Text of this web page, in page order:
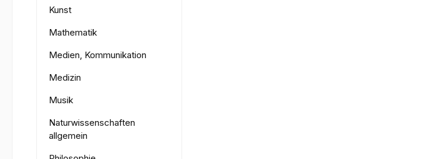
Kunst
Mathematik
Medien, Kommunikation
Medizin
Musik
Naturwissenschaften
allgemein